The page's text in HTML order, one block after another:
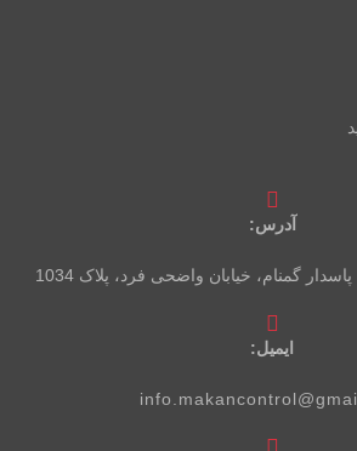
آدرس:
گمنام، خیابان واضحی فرد، پلاک 1034
ایمیل: